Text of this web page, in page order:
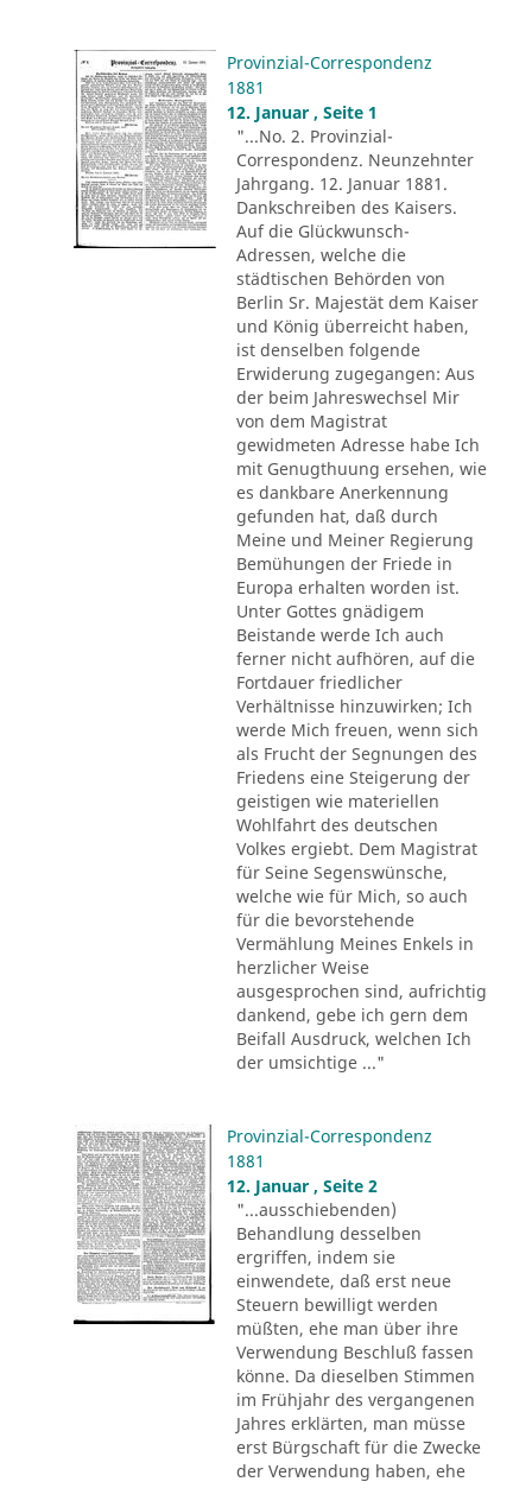
Provinzial-Correspondenz
1881
12. Januar , Seite 1
"...No. 2. Provinzial-
Correspondenz. Neunzehnter
Jahrgang. 12. Januar 1881.
Dankschreiben des Kaisers.
Auf die Glückwunsch-
Adressen, welche die
städtischen Behörden von
Berlin Sr. Majestät dem Kaiser
und König überreicht haben,
ist denselben folgende
Erwiderung zugegangen: Aus
der beim Jahreswechsel Mir
von dem Magistrat
gewidmeten Adresse habe Ich
mit Genugthuung ersehen, wie
es dankbare Anerkennung
gefunden hat, daß durch
Meine und Meiner Regierung
Bemühungen der Friede in
Europa erhalten worden ist.
Unter Gottes gnädigem
Beistande werde Ich auch
ferner nicht aufhören, auf die
Fortdauer friedlicher
Verhältnisse hinzuwirken; Ich
werde Mich freuen, wenn sich
als Frucht der Segnungen des
Friedens eine Steigerung der
geistigen wie materiellen
Wohlfahrt des deutschen
Volkes ergiebt. Dem Magistrat
für Seine Segenswünsche,
welche wie für Mich, so auch
für die bevorstehende
Vermählung Meines Enkels in
herzlicher Weise
ausgesprochen sind, aufrichtig
dankend, gebe ich gern dem
Beifall Ausdruck, welchen Ich
der umsichtige ..."
Provinzial-Correspondenz
1881
12. Januar , Seite 2
"...ausschiebenden)
Behandlung desselben
ergriffen, indem sie
einwendete, daß erst neue
Steuern bewilligt werden
müßten, ehe man über ihre
Verwendung Beschluß fassen
könne. Da dieselben Stimmen
im Frühjahr des vergangenen
Jahres erklärten, man müsse
erst Bürgschaft für die Zwecke
der Verwendung haben, ehe